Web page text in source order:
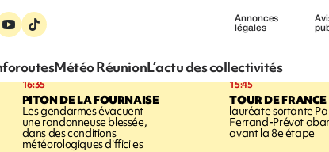
Annonces
légales
Météo RéunionL’actu des collectivités
16:35
PITON DE LA FOURNAISE
Les gendarmes évacuent
une randonneuse blessée,
dans des conditions
météorologiques difficiles
15:45
TOUR DE FRANCE
lauréate sortante
Ferrand-Prévot
avant la 8e étape